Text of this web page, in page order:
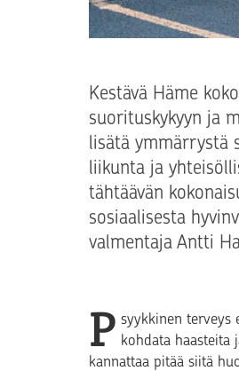
Kestävä Häme
suorituskykyyn ja
lisätä ymmärrystä
liikunta ja
tähtäävän
sosiaalisesta
valmentaja Antti
P syykkinen terveys
kohdata haasteita
kannattaa pitää siitä